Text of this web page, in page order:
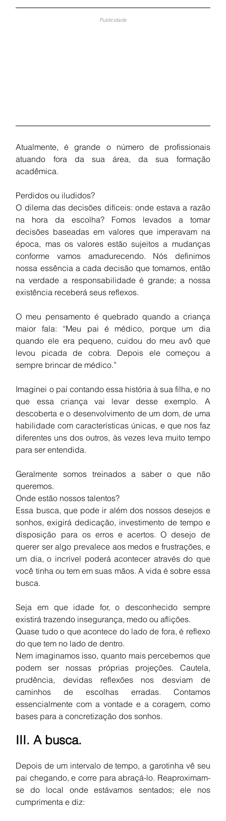
Publicidade
Atualmente, é grande o número de profissionais
atuando fora da sua área, da sua formação
acadêmica.
Perdidos ou iludidos?
O dilema das decisões difíceis: onde estava a razão
na hora da escolha? Fomos levados a tomar
decisões baseadas em valores que imperavam na
época, mas os valores estão sujeitos a mudanças
conforme vamos amadurecendo. Nós definimos
nossa essência a cada decisão que tomamos, então
na verdade a responsabilidade é grande; a nossa
existência receberá seus reflexos.
O meu pensamento é quebrado quando a criança
maior fala: “Meu pai é médico, porque um dia
quando ele era pequeno, cuidou do meu avô que
levou picada de cobra. Depois ele começou a
sempre brincar de médico.”
Imaginei o pai contando essa história à sua filha, e no
que essa criança vai levar desse exemplo. A
descoberta e o desenvolvimento de um dom, de uma
habilidade com características únicas, e que nos faz
diferentes uns dos outros, às vezes leva muito tempo
para ser entendida.
Geralmente somos treinados a saber o que não
queremos.
Onde estão nossos talentos?
Essa busca, que pode ir além dos nossos desejos e
sonhos, exigirá dedicação, investimento de tempo e
disposição para os erros e acertos. O desejo de
querer ser algo prevalece aos medos e frustrações, e
um dia, o incrível poderá acontecer através do que
você tinha ou tem em suas mãos. A vida é sobre essa
busca.
Seja em que idade for, o desconhecido sempre
existirá trazendo insegurança, medo ou aflições.
Quase tudo o que acontece do lado de fora, é reflexo
do que tem no lado de dentro.
Nem imaginamos isso, quanto mais percebemos que
podem ser nossas próprias projeções. Cautela,
prudência, devidas reflexões nos desviam de
caminhos de escolhas erradas. Contamos
essencialmente com a vontade e a coragem, como
bases para a concretização dos sonhos.
III. A busca.
Depois de um intervalo de tempo, a garotinha vê seu
pai chegando, e corre para abraçá-lo. Reaproximam-
se do local onde estávamos sentados; ele nos
cumprimenta e diz: